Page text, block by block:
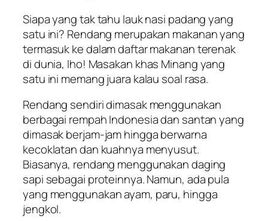
Siapa yang tak tahu lauk nasi padang yang
satu ini? Rendang merupakan makanan yang
termasuk ke dalam daftar makanan terenak
di dunia, lho! Masakan khas Minang yang
satu ini memang juara kalau soal rasa.
Rendang sendiri dimasak menggunakan
berbagai rempah Indonesia dan santan yang
dimasak berjam-jam hingga berwarna
kecoklatan dan kuahnya menyusut.
Biasanya, rendang menggunakan daging
sapi sebagai proteinnya. Namun, ada pula
yang menggunakan ayam, paru, hingga
jengkol.